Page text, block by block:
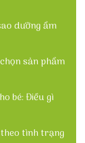
dưỡng ẩm
sản phẩm
bé: Điều gì
tình trạng